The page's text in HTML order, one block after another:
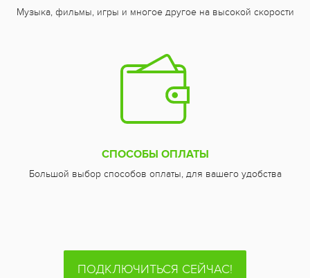
Музыка, фильмы, игры и многое другое на высокой скорости
СПОСОБЫ ОПЛАТЫ
Большой выбор способов оплаты, для вашего удобства
ПОДКЛЮЧИТЬСЯ СЕЙЧАС!